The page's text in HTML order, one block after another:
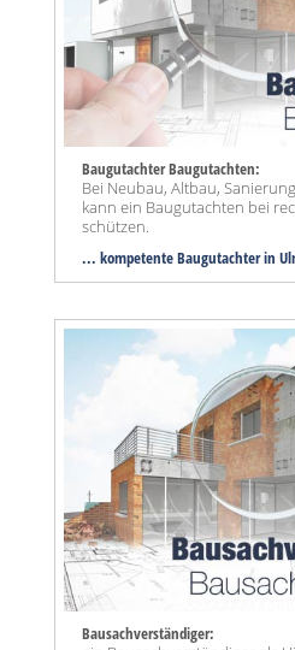
Baugutachter Baugutachten:
Bei Neubau, Altbau,
kann ein Baugutachten bei
schützen.
... kompetente Baugutachter in
Bausachverständiger: